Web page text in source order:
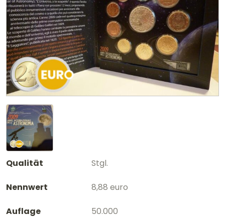
Qualität Stgl.
Nennwert 8,88 euro
Auflage 50.000